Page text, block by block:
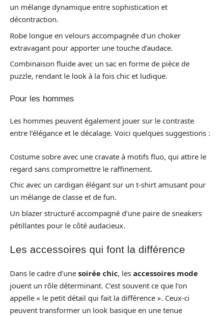
un mélange dynamique entre sophistication et
décontraction.
Robe longue en velours accompagnée d’un choker
extravagant pour apporter une touche d’audace.
Combinaison fluide avec un sac en forme de pièce de
puzzle, rendant le look à la fois chic et ludique.
Pour les hommes
Les hommes peuvent également jouer sur le contraste
entre l’élégance et le décalage. Voici quelques suggestions :
Costume sobre avec une cravate à motifs fluo, qui attire le
regard sans compromettre le raffinement.
Chic avec un cardigan élégant sur un t-shirt amusant pour
un mélange de classe et de fun.
Un blazer structuré accompagné d’une paire de sneakers
pétillantes pour le côté audacieux.
Les accessoires qui font la différence
Dans le cadre d’une soirée chic, les accessoires mode
jouent un rôle déterminant. C’est souvent ce que l’on
appelle « le petit détail qui fait la différence ». Ceux-ci
peuvent transformer un look basique en une tenue